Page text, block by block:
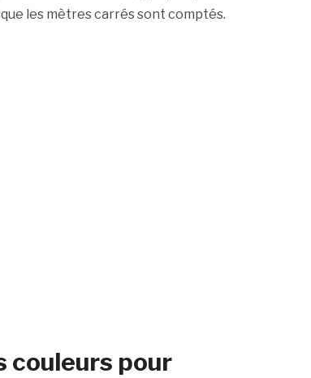
les mètres carrés sont comptés.
couleurs pour